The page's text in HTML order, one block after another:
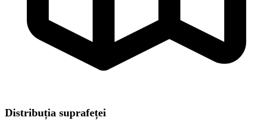
Distribuția suprafeței